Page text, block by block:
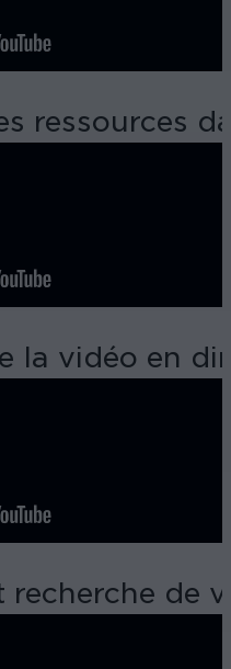
ressources
la vidéo en
recherche de